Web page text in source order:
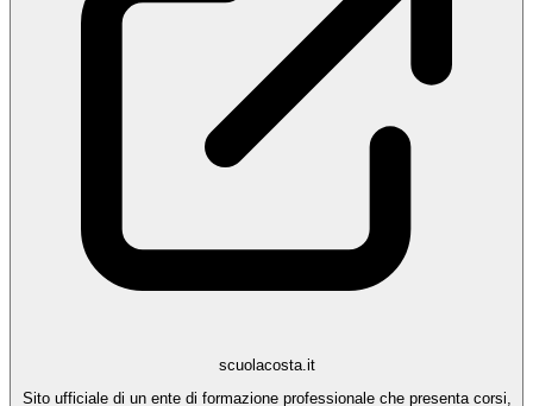
scuolacosta.it
Sito ufficiale di un ente di formazione professionale che presenta corsi,